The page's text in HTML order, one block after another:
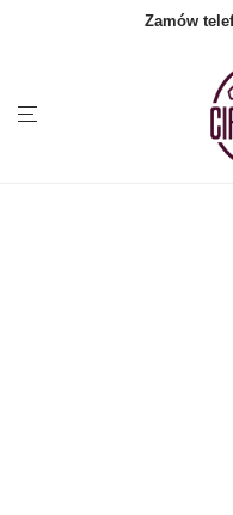
Zamów